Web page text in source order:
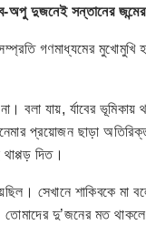
দুজনেই সন্তানের জন্মের
গণমাধ্যমের মুখোমুখি
যায়, র্যাবের ভূমিকায়
প্রয়োজন ছাড়া
দিত।
সেখানে শাকিবকে মা
দু’জনের মত